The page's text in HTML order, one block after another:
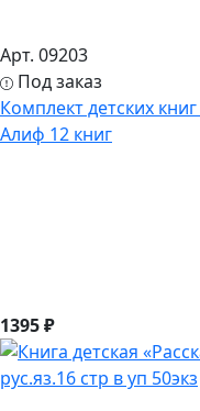
Арт. 09203
Под заказ
Комплект детских
Алиф 12 книг
1395 ₽